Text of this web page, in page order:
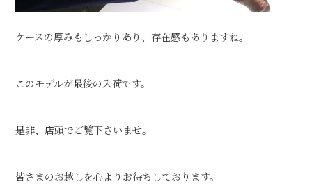
ケースの厚みもしっかりあり、存在感もありますね。
このモデルが最後の入荷です。
是非、店頭でご覧下さいませ。
皆さまのお越しを心よりお待ちしております。